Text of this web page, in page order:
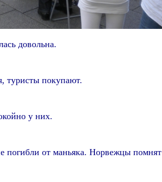
довольна.
туристы покупают.
у них.
погибли от маньяка. Норвежцы